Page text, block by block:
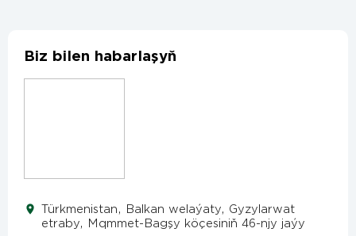
Biz bilen habarlaşyň
Türkmenistan, Balkan welaýaty, Gyzylarwat
etraby, Mqmmet-Bagşy köçesiniň 46-njy jaýy